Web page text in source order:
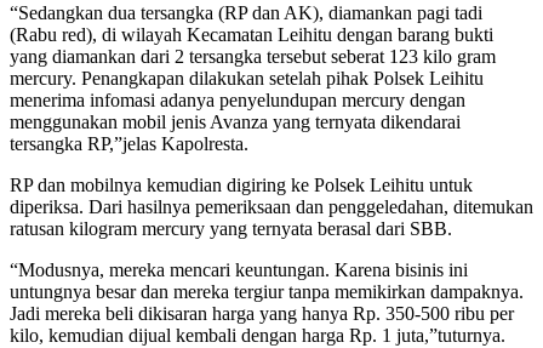
“Sedangkan dua tersangka (RP dan AK), diamankan pagi tadi
(Rabu red), di wilayah Kecamatan Leihitu dengan barang bukti
yang diamankan dari 2 tersangka tersebut seberat 123 kilo gram
mercury. Penangkapan dilakukan setelah pihak Polsek Leihitu
menerima infomasi adanya penyelundupan mercury dengan
menggunakan mobil jenis Avanza yang ternyata dikendarai
tersangka RP,”jelas Kapolresta.
RP dan mobilnya kemudian digiring ke Polsek Leihitu untuk
diperiksa. Dari hasilnya pemeriksaan dan penggeledahan, ditemukan
ratusan kilogram mercury yang ternyata berasal dari SBB.
“Modusnya, mereka mencari keuntungan. Karena bisinis ini
untungnya besar dan mereka tergiur tanpa memikirkan dampaknya.
Jadi mereka beli dikisaran harga yang hanya Rp. 350-500 ribu per
kilo, kemudian dijual kembali dengan harga Rp. 1 juta,”tuturnya.